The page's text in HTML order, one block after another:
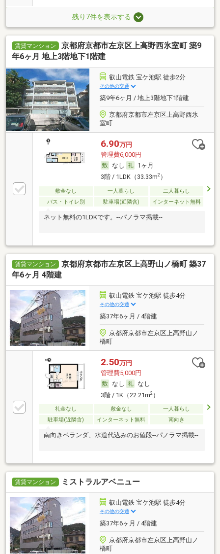
残り7件を表示する
賃貸マンション
京都府京都市左京区上高野西氷室町 築9
年6ヶ月 地上3階地下1階建
叡山電鉄 宝ケ池駅 徒歩2分
その他の交通
築9年6ヶ月 / 地上3階地下1階建
京都府京都市左京区上高野西氷
室町
6.90万円
管理費6,000円
なし
1ヶ月
3階 / 1LDK（33.33m2）
敷金なし 一人暮らし
二人暮らし
バス・トイレ別
駐車場(近隣含) インターネット無料
ネット無料の1LDKです。--パノラマ掲載--
賃貸マンション
京都府京都市左京区上高野山ノ橋町 築37
年6ヶ月 4階建
叡山電鉄 宝ケ池駅 徒歩4分
その他の交通
築37年6ヶ月 / 4階建
京都府京都市左京区上高野山ノ
橋町
2.50万円
管理費5,000円
なし
なし
3階 / 1K（22.21m2）
礼金なし 敷金なし
一人暮らし
駐車場(近隣含)
インターネット無料 南向き
南向きベランダ、水道代込みのお値段--パノラマ掲載--
賃貸マンション ミストラルアベニュー
叡山電鉄 宝ケ池駅 徒歩4分
その他の交通
築37年6ヶ月 / 4階建
京都府京都市左京区上高野山ノ
橋町